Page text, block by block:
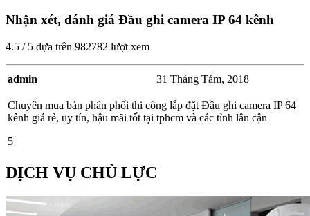
Nhận xét, đánh giá Đầu ghi camera IP 64 kênh
4.5 / 5 dựa trên 982782 lượt xem
admin 31 Tháng Tám, 2018
Chuyên mua bán phân phối thi công lắp đặt Đầu ghi camera IP 64
kênh giá rẻ, uy tín, hậu mãi tốt tại tphcm và các tỉnh lân cận
5
DỊCH VỤ CHỦ LỰC